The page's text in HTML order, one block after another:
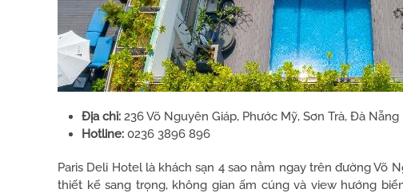
Địa chỉ: 236 Võ Nguyên Giáp, Phước Mỹ, Sơn Trà, Đà Nẵng
Hotline: 0236 3896 896
Paris Deli Hotel là khách sạn 4 sao nằm ngay trên đường Võ
thiết kế sang trọng, không gian ấm cúng và view hướng